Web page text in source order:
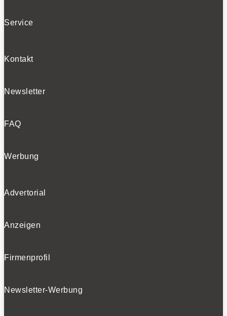
Service
Kontakt
Newsletter
FAQ
Werbung
Advertorial
Anzeigen
Firmenprofil
Newsletter-Werbung